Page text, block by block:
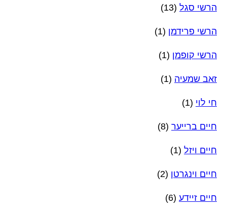
הרשי סגל (13)
הרשי פרידמן (1)
הרשי קופמן (1)
זאב שמעיה (1)
חי לוי (1)
חיים ברייער (8)
חיים ויזל (1)
חיים וינגרטן (2)
חיים זיידע (6)